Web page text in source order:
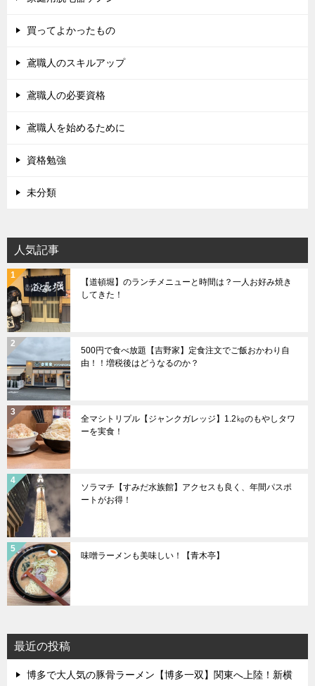
買ってよかったもの
鳶職人のスキルアップ
鳶職人の必要資格
鳶職人を始めるために
資格勉強
未分類
人気記事
【道頓堀】のランチメニューと時間は？一人お好み焼き
してきた！
500円で食べ放題【吉野家】定食注文でご飯おかわり自
由！！増税後はどうなるのか？
全マシトリプル【ジャンクガレッジ】1.2㎏のもやしタワ
ーを実食！
ソラマチ【すみだ水族館】アクセスも良く、年間パスポ
ートがお得！
味噌ラーメンも美味しい！【青木亭】
最近の投稿
博多で大人気の豚骨ラーメン【博多一双】関東へ上陸！新横